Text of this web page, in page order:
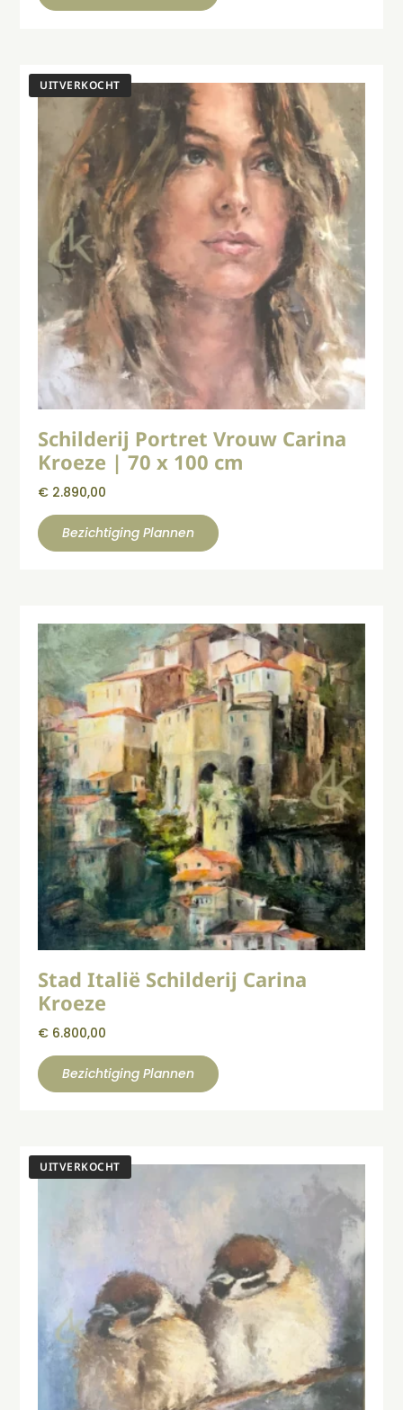
Schilderij Portret Vrouw Carina
Kroeze | 70 x 100 cm
€ 2.890,00
Bezichtiging Plannen
Stad Italië Schilderij Carina
Kroeze
€ 6.800,00
Bezichtiging Plannen